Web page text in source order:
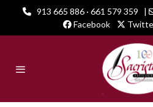
913 665 886 · 661 579 359 |
Facebook